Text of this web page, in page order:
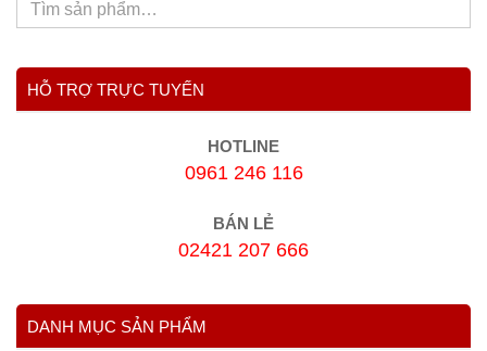
HỖ TRỢ TRỰC TUYẾN
HOTLINE
0961 246 116
BÁN LẺ
02421 207 666
DANH MỤC SẢN PHẨM